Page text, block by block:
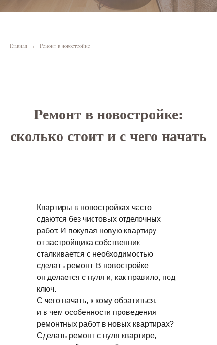
Главная → Ремонт в новостройке
Ремонт в новостройке:
сколько стоит и с чего начать
Квартиры в новостройках часто
сдаются без чистовых отделочных
работ. И покупая новую квартиру
от застройщика собственник
сталкивается с необходимостью
сделать ремонт. В новостройке
он делается с нуля и, как правило, под
ключ.
С чего начать, к кому обратиться,
и в чем особенности проведения
ремонтных работ в новых квартирах?
Сделать ремонт с нуля квартире,